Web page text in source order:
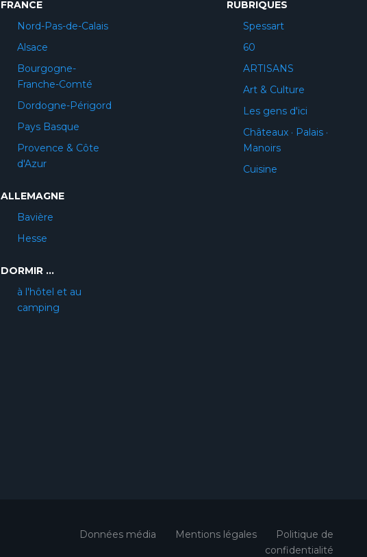
FRANCE
Nord-Pas-de-Calais
Alsace
Bourgogne-
Franche-Comté
Dordogne-Périgord
Pays Basque
Provence & Côte
d'Azur
ALLEMAGNE
Bavière
Hesse
DORMIR ...
à l'hôtel et au
camping
RUBRIQUES
Spessart
60
ARTISANS
Art & Culture
Les gens d'ici
Châteaux · Palais ·
Manoirs
Cuisine
Données média Mentions légales
Politique de
confidentialité